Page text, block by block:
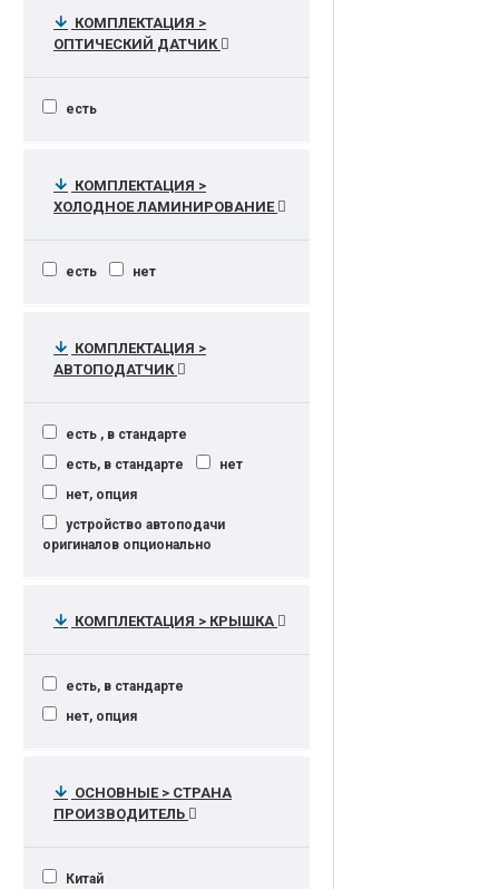
КОМПЛЕКТАЦИЯ >
ОПТИЧЕСКИЙ ДАТЧИК
есть
КОМПЛЕКТАЦИЯ >
ХОЛОДНОЕ ЛАМИНИРОВАНИЕ
есть нет
КОМПЛЕКТАЦИЯ >
АВТОПОДАТЧИК
есть , в стандарте
есть, в стандарте
нет
нет, опция
устройство автоподачи
оригиналов опционально
КОМПЛЕКТАЦИЯ > КРЫШКА
есть, в стандарте
нет, опция
ОСНОВНЫЕ > СТРАНА
ПРОИЗВОДИТЕЛЬ
Китай